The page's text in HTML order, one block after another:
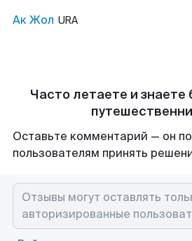
Ак Жол URA
Часто летаете и знаете
Оставьте комментарий — он
пользователям принять